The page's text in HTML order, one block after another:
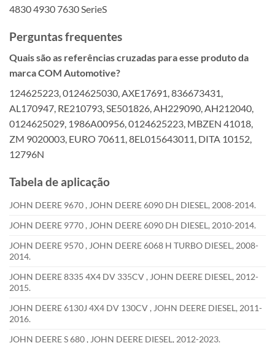
4830 4930 7630 SerieS
Perguntas frequentes
Quais são as referências cruzadas para esse produto da
marca COM Automotive?
124625223, 0124625030, AXE17691, 836673431,
AL170947, RE210793, SE501826, AH229090, AH212040,
0124625029, 1986A00956, 0124625223, MBZEN 41018,
ZM 9020003, EURO 70611, 8EL015643011, DITA 10152,
12796N
Tabela de aplicação
JOHN DEERE 9670 , JOHN DEERE 6090 DH DIESEL, 2008-2014.
JOHN DEERE 9770 , JOHN DEERE 6090 DH DIESEL, 2010-2014.
JOHN DEERE 9570 , JOHN DEERE 6068 H TURBO DIESEL, 2008-
2014.
JOHN DEERE 8335 4X4 DV 335CV , JOHN DEERE DIESEL, 2012-
2015.
JOHN DEERE 6130J 4X4 DV 130CV , JOHN DEERE DIESEL, 2011-
2016.
JOHN DEERE S 680 , JOHN DEERE DIESEL, 2012-2023.